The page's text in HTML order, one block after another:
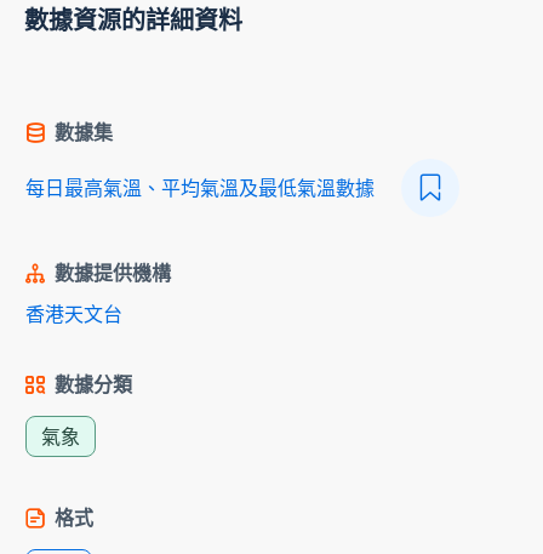
數據資源的詳細資料
數據集
每日最高氣溫、平均氣溫及最低氣溫數據
數據提供機構
香港天文台
數據分類
氣象
格式